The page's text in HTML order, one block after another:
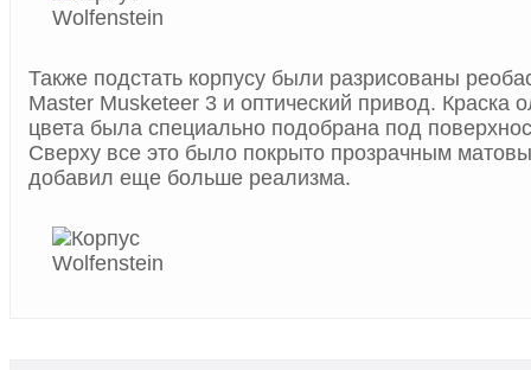
Также подстать корпусу были разрисованы
Master Musketeer 3 и оптический привод. Краска
цвета была специально подобрана под
Сверху все это было покрыто прозрачным
добавил еще больше реализма.